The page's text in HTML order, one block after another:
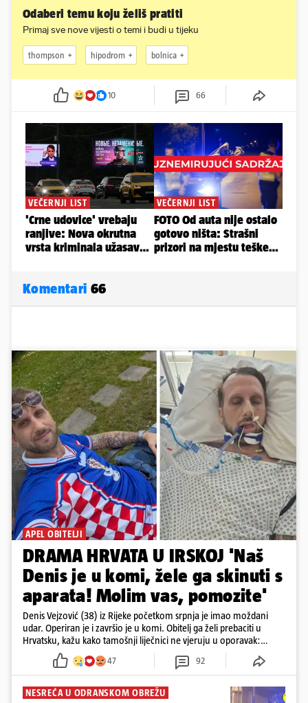
Odaberi temu koju želiš pratiti
Primaj sve nove vijesti o temi i budi u tijeku
thompson hipodrom bolnica
10 66
Komentari 66
APEL OBITELJI
DRAMA HRVATA U IRSKOJ 'Naš
Denis je u komi, žele ga skinuti s
aparata! Molim vas, pomozite'
Denis Vejzović (38) iz Rijeke početkom srpnja je imao moždani
udar. Operiran je i završio je u komi. Obitelj ga želi prebaciti u
Hrvatsku, kažu kako tamošnji liječnici ne vjeruju u oporavak:
'Imamo 72 sata'
47 92
NESREĆA U ODRANSKOM OBREŽU